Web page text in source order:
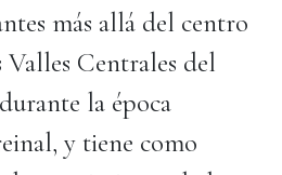
más allá del centro
Centrales del
la época
y tiene como